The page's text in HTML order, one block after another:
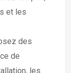
et les
des
de
les